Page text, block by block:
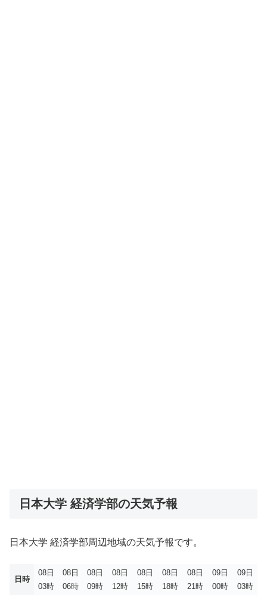
日本大学 経済学部の天気予報
日本大学 経済学部周辺地域の天気予報です。
日時
08日
03時
08日
06時
08日
09時
08日
12時
08日
15時
08日
18時
08日
21時
09日
00時
09日
03時